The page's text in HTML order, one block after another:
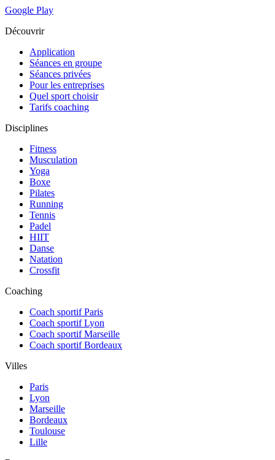
Google Play
Découvrir
Application
Séances en groupe
Séances privées
Pour les entreprises
Quel sport choisir
Tarifs coaching
Disciplines
Fitness
Musculation
Yoga
Boxe
Pilates
Running
Tennis
Padel
HIIT
Danse
Natation
Crossfit
Coaching
Coach sportif Paris
Coach sportif Lyon
Coach sportif Marseille
Coach sportif Bordeaux
Villes
Paris
Lyon
Marseille
Bordeaux
Toulouse
Lille